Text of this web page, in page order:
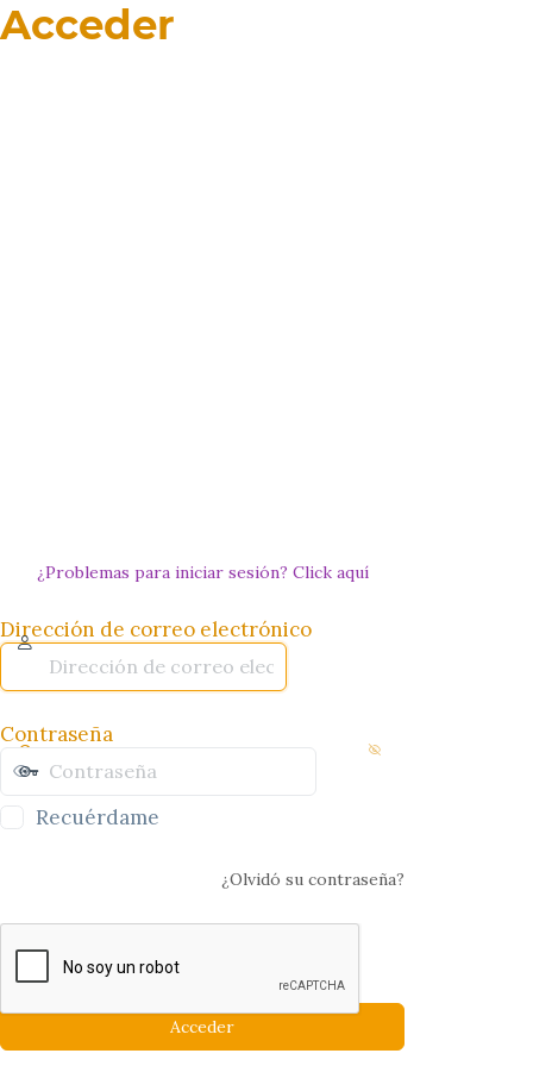
Acceder
¿Problemas para iniciar sesión? Click aquí
Dirección de correo electrónico
Contraseña
Recuérdame
¿Olvidó su contraseña?